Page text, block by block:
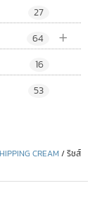
27
+
64
16
53
CREAM/ ริชส์